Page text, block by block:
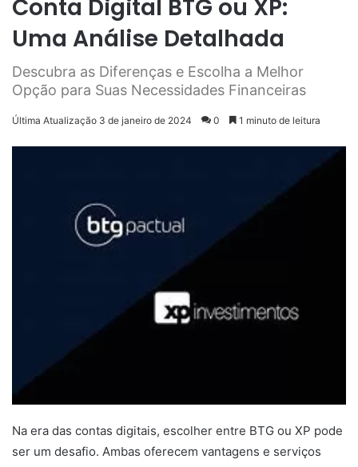
Conta Digital BTG ou XP:
Uma Análise Detalhada
Descubra as Diferenças e Escolha a Melhor
Opção para Suas Necessidades Financeiras
Última Atualização 3 de janeiro de 2024 0 1 minuto de leitura
Na era das contas digitais, escolher entre BTG ou XP pode
ser um desafio. Ambas oferecem vantagens e serviços